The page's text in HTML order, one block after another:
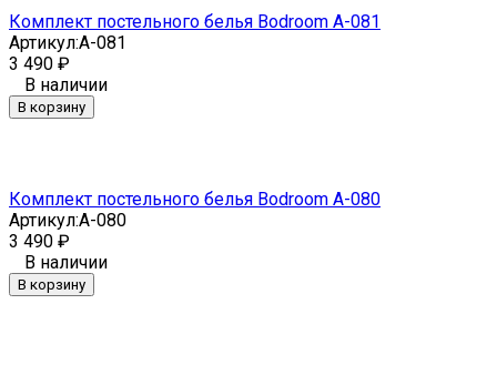
Комплект постельного белья Bodroom A-081
Артикул:A-081
3 490 ₽
В наличии
В корзину
Комплект постельного белья Bodroom A-080
Артикул:A-080
3 490 ₽
В наличии
В корзину